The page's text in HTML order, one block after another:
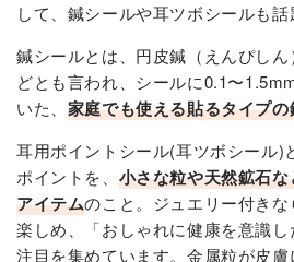
して、鍼シールや耳ツボシールも話
鍼シールとは、円皮鍼（えんぴし
どとも言われ、シールに0.1〜
いた、 家庭でも使える貼るタイプ
耳用ポイントシール(耳ツボシール)
ポイントを、 小さな粒や天然鉱石
アイテムのこと。ジュエリー付き
楽しめ、「おしゃれに健康を意識
注目を集めています。金属粒が皮